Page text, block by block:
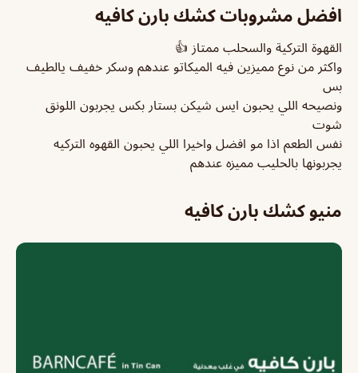
افضل مشروبات كشك بارن كافيه
القهوة التركية والسحلب ممتاز 👍
واكثر من نوع مميزين فيه الميكاتو عندهم وسكر خفيف يالطيف
بس
ونصيحه اللي يحبون ايس شيكن بستار بكس يجربون اللونق
شوت
نفس الطعم اذا مو افضل واخيرا اللي يحبون القهوه التركيه
يجربونها بالحليب مميزه عندهم
منيو كشك بارن كافيه